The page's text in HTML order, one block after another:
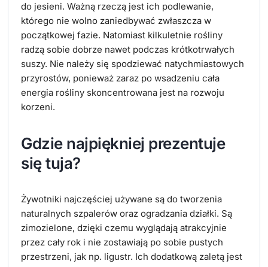
do jesieni. Ważną rzeczą jest ich podlewanie,
którego nie wolno zaniedbywać zwłaszcza w
początkowej fazie. Natomiast kilkuletnie rośliny
radzą sobie dobrze nawet podczas krótkotrwałych
suszy. Nie należy się spodziewać natychmiastowych
przyrostów, ponieważ zaraz po wsadzeniu cała
energia rośliny skoncentrowana jest na rozwoju
korzeni.
Gdzie najpiękniej prezentuje
się tuja?
Żywotniki najczęściej używane są do tworzenia
naturalnych szpalerów oraz ogradzania działki. Są
zimozielone, dzięki czemu wyglądają atrakcyjnie
przez cały rok i nie zostawiają po sobie pustych
przestrzeni, jak np. ligustr. Ich dodatkową zaletą jest